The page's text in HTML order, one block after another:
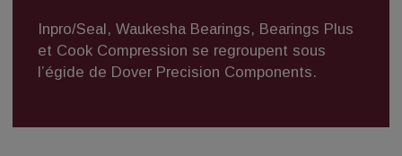
Inpro/Seal, Waukesha Bearings, Bearings Plus
et Cook Compression se regroupent sous
l’égide de Dover Precision Components.